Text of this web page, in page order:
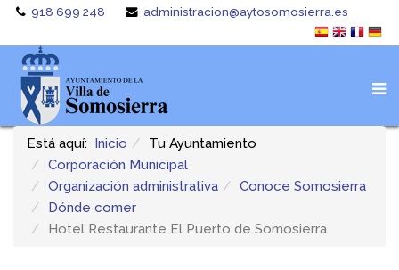
918 699 248 administracion@aytosomosierra.es
Está aquí: Inicio
Tu Ayuntamiento
Corporación Municipal
Organización administrativa
Conoce Somosierra
Dónde comer
Hotel Restaurante El Puerto de Somosierra